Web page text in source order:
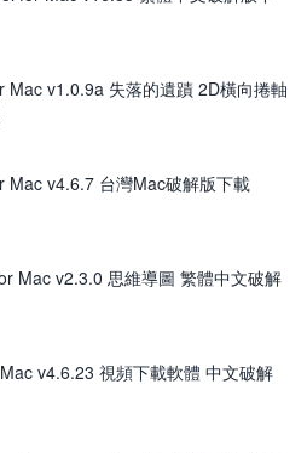
Mac v1.0.9a 失落的遺蹟 2D橫向捲軸
Mac v4.6.7 台灣Mac破解版下載
Mac v2.3.0 思維導圖 繁體中文破解
v4.6.23 視頻下載軟體 中文破解